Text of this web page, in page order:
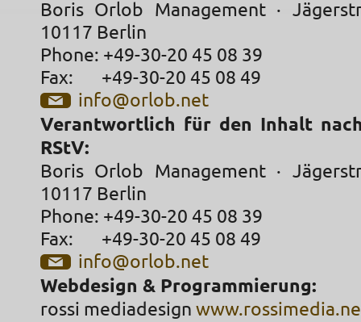
Boris Orlob Management ·
10117 Berlin
Phone: +49-30-20 45 08 39
Fax: +49-30-20 45 08 49
info@orlob.net
Verantwortlich für den Inhalt
RStV:
Boris Orlob Management ·
10117 Berlin
Phone: +49-30-20 45 08 39
Fax: +49-30-20 45 08 49
info@orlob.net
Webdesign & Programmierung:
rossi mediadesign